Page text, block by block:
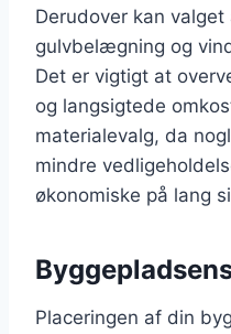
Derudover kan
gulvbelægning og
Det er vigtigt at
og langsigtede
materialevalg, da
mindre
økonomiske på lang
Placeringen af din